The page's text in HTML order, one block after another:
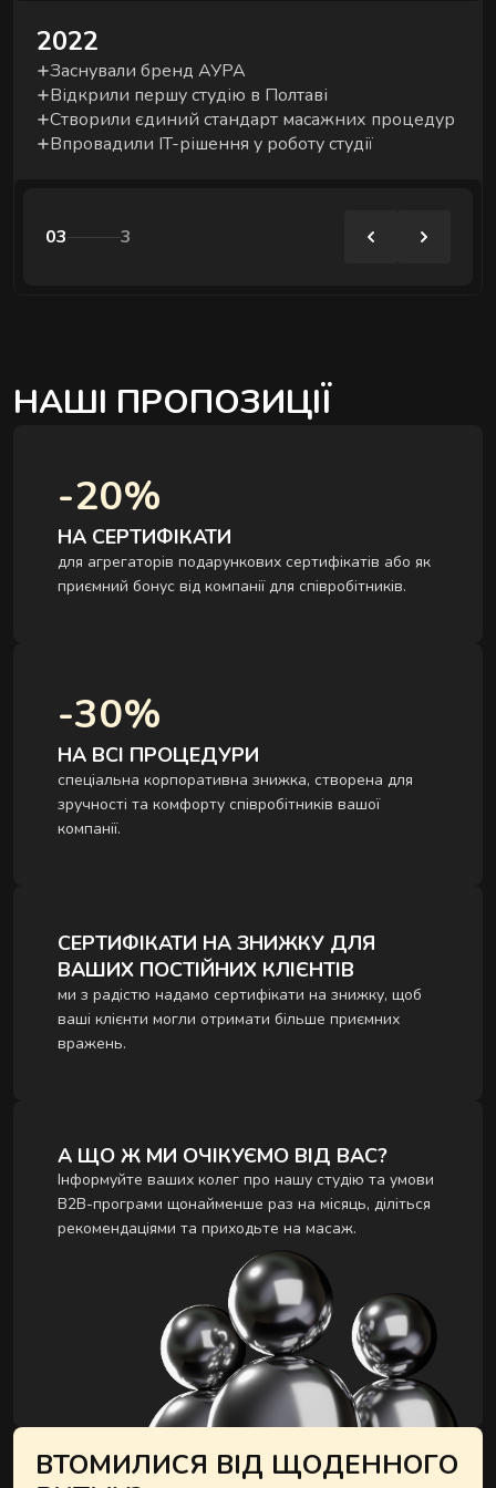
2022
Заснували бренд АУРА
Відкрили першу студію в Полтаві
Створили єдиний стандарт масажних процедур
Впровадили IT-рішення у роботу студії
03 3
НАШІ ПРОПОЗИЦІЇ
-20%
НА СЕРТИФІКАТИ
для агрегаторів подарункових сертифікатів або як
приємний бонус від компанії для співробітників.
-30%
НА ВСІ ПРОЦЕДУРИ
спеціальна корпоративна знижка, створена для
зручності та комфорту співробітників вашої
компанії.
СЕРТИФІКАТИ НА ЗНИЖКУ ДЛЯ
ВАШИХ ПОСТІЙНИХ КЛІЄНТІВ
ми з радістю надамо сертифікати на знижку, щоб
ваші клієнти могли отримати більше приємних
вражень.
А ЩО Ж МИ ОЧІКУЄМО ВІД ВАС?
Інформуйте ваших колег про нашу студію та умови
B2B-програми щонайменше раз на місяць, діліться
рекомендаціями та приходьте на масаж.
ВТОМИЛИСЯ ВІД ЩОДЕННОГО